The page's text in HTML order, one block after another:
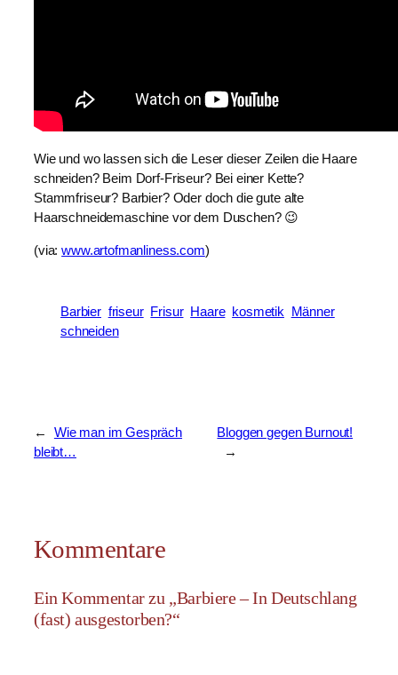
Wie und wo lassen sich die Leser dieser Zeilen die Haare
schneiden? Beim Dorf-Friseur? Bei einer Kette?
Stammfriseur? Barbier? Oder doch die gute alte
Haarschneidemaschine vor dem Duschen? 😉
(via: www.artofmanliness.com)
Barbier friseur Frisur Haare kosmetik
Männer
schneiden
←
Wie man im Gespräch
bleibt…
Bloggen gegen Burnout!
→
Kommentare
Ein Kommentar zu „Barbiere – In Deutschlang
(fast) ausgestorben?“